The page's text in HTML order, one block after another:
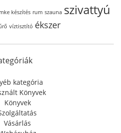
készítés rum szauna szivattyú
víztisztító ékszer
kategória
Könyvek
Könyvek
Vásárlás